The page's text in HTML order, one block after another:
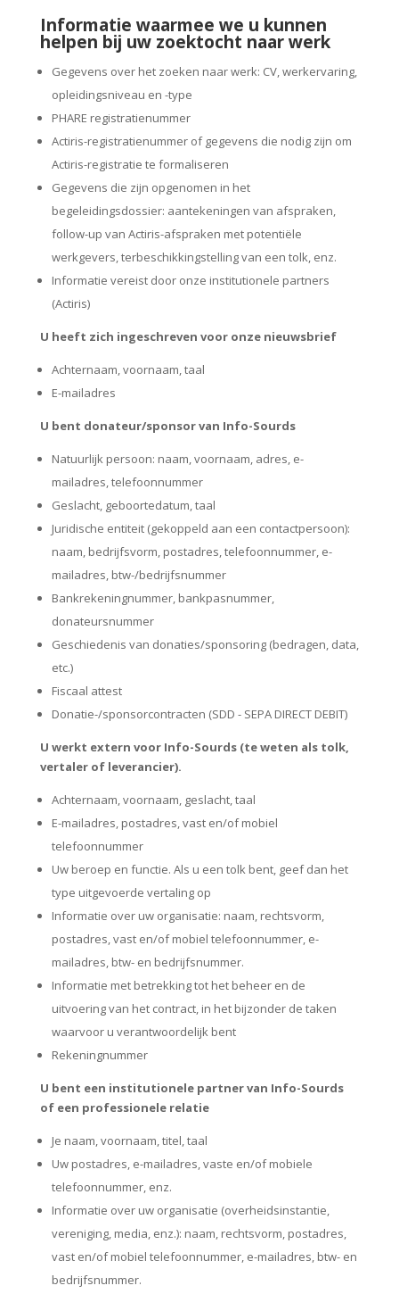
Informatie waarmee we u kunnen
helpen bij uw zoektocht naar werk
Gegevens over het zoeken naar werk: CV, werkervaring,
opleidingsniveau en -type
PHARE registratienummer
Actiris-registratienummer of gegevens die nodig zijn om
Actiris-registratie te formaliseren
Gegevens die zijn opgenomen in het
begeleidingsdossier: aantekeningen van afspraken,
follow-up van Actiris-afspraken met potentiële
werkgevers, terbeschikkingstelling van een tolk, enz.
Informatie vereist door onze institutionele partners
(Actiris)
U heeft zich ingeschreven voor onze nieuwsbrief
Achternaam, voornaam, taal
E-mailadres
U bent donateur/sponsor van Info-Sourds
Natuurlijk persoon: naam, voornaam, adres, e-
mailadres, telefoonnummer
Geslacht, geboortedatum, taal
Juridische entiteit (gekoppeld aan een contactpersoon):
naam, bedrijfsvorm, postadres, telefoonnummer, e-
mailadres, btw-/bedrijfsnummer
Bankrekeningnummer, bankpasnummer,
donateursnummer
Geschiedenis van donaties/sponsoring (bedragen, data,
etc.)
Fiscaal attest
Donatie-/sponsorcontracten (SDD - SEPA DIRECT DEBIT)
U werkt extern voor Info-Sourds (te weten als tolk,
vertaler of leverancier).
Achternaam, voornaam, geslacht, taal
E-mailadres, postadres, vast en/of mobiel
telefoonnummer
Uw beroep en functie. Als u een tolk bent, geef dan het
type uitgevoerde vertaling op
Informatie over uw organisatie: naam, rechtsvorm,
postadres, vast en/of mobiel telefoonnummer, e-
mailadres, btw- en bedrijfsnummer.
Informatie met betrekking tot het beheer en de
uitvoering van het contract, in het bijzonder de taken
waarvoor u verantwoordelijk bent
Rekeningnummer
U bent een institutionele partner van Info-Sourds
of een professionele relatie
Je naam, voornaam, titel, taal
Uw postadres, e-mailadres, vaste en/of mobiele
telefoonnummer, enz.
Informatie over uw organisatie (overheidsinstantie,
vereniging, media, enz.): naam, rechtsvorm, postadres,
vast en/of mobiel telefoonnummer, e-mailadres, btw- en
bedrijfsnummer.